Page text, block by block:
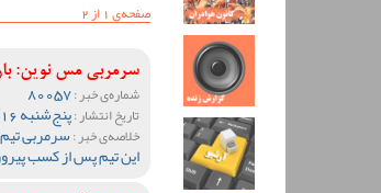
صفحه‌ی 1 از 2
سرمربی مس نوین:
شماره‌ی خبر :80057
تاریخ انتشار :پنج‌شنبه 16 اسفند ماه 1403 ساعت 15:08
خلاصه‌ی خبر :سرمربی
این تیم پس از کسب